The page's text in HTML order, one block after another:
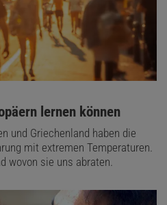
lernen können
und Griechenland haben die
mit extremen Temperaturen.
wovon sie uns abraten.